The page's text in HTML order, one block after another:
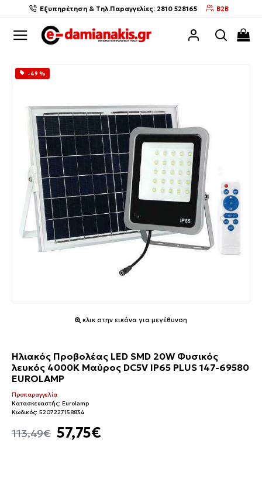
Εξυπηρέτηση & Τηλ.Παραγγελίες: 2810 528165 B2B
-49 %
κλικ στην εικόνα για μεγέθυνση
Ηλιακός Προβολέας LED SMD 20W Φυσικός
λευκός 4000K Μαύρος DC5V IP65 PLUS 147-69580
EUROLAMP
57,75€
113,49€
Προπαραγγελία
Κατασκευαστής: Eurolamp
Κωδικός: 5207227158834